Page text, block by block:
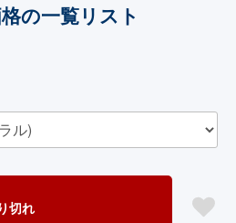
の一覧リスト
切れ